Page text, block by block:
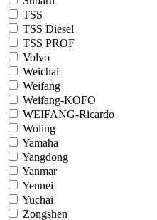
TSS
TSS Diesel
TSS PROF
Volvo
Weichai
Weifang
Weifang-KOFO
WEIFANG-Ricardo
Woling
Yamaha
Yangdong
Yanmar
Yennei
Yuchai
Zongshen